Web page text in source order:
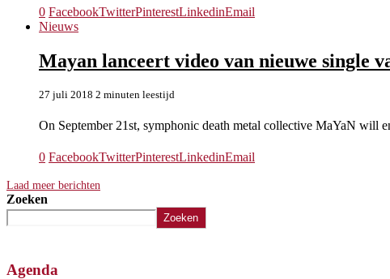
0 FacebookTwitterPinterestLinkedinEmail
Nieuws
Mayan lanceert video van nieuwe single
27 juli 2018 2 minuten leestijd
On September 21st, symphonic death metal collective MaYaN
0 FacebookTwitterPinterestLinkedinEmail
Laad meer berichten
Zoeken
Zoeken
Agenda